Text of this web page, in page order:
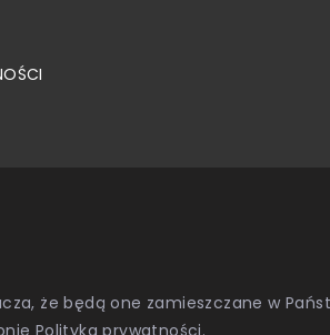
że będą one zamieszczane w